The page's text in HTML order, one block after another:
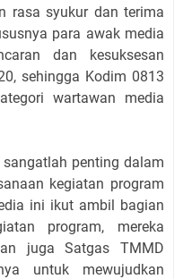
rasa syukur dan terima
para awak media
dan kesuksesan
sehingga Kodim 0813
wartawan media
penting dalam
kegiatan program
ini ikut ambil bagian
program, mereka
juga Satgas TMMD
untuk mewujudkan